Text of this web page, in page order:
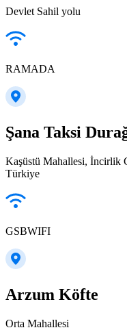
Devlet Sahil yolu
RAMADA
Şana Taksi
Kaşüstü Mahallesi, İncirlik
Türkiye
GSBWIFI
Arzum Köfte
Orta Mahallesi